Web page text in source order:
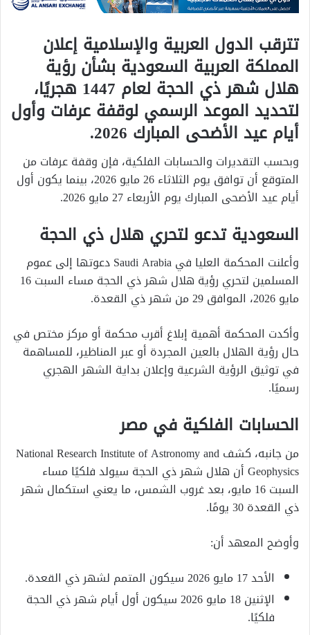
تترقب الدول العربية والإسلامية إعلان
المملكة العربية السعودية بشأن رؤية
هلال شهر ذي الحجة لعام 1447 هجريًا،
لتحديد الموعد الرسمي لوقفة عرفات وأول
أيام عيد الأضحى المبارك 2026.
وبحسب التقديرات والحسابات الفلكية، فإن وقفة عرفات من
المتوقع أن توافق يوم الثلاثاء 26 مايو 2026، بينما يكون أول
أيام عيد الأضحى المبارك يوم الأربعاء 27 مايو 2026.
السعودية تدعو لتحري هلال ذي الحجة
وأعلنت المحكمة العليا في Saudi Arabia دعوتها إلى عموم
المسلمين لتحري رؤية هلال شهر ذي الحجة مساء السبت 16
مايو 2026، الموافق 29 من شهر ذي القعدة.
وأكدت المحكمة أهمية إبلاغ أقرب محكمة أو مركز مختص في
حال رؤية الهلال بالعين المجردة أو عبر المناظير، للمساهمة
في توثيق الرؤية الشرعية وإعلان بداية الشهر الهجري
رسميًا.
الحسابات الفلكية في مصر
من جانبه، كشف National Research Institute of Astronomy and
Geophysics أن هلال شهر ذي الحجة سيولد فلكيًا مساء
السبت 16 مايو، بعد غروب الشمس، ما يعني استكمال شهر
ذي القعدة 30 يومًا.
وأوضح المعهد أن:
الأحد 17 مايو 2026 سيكون المتمم لشهر ذي القعدة.
الإثنين 18 مايو 2026 سيكون أول أيام شهر ذي الحجة
فلكيًا.